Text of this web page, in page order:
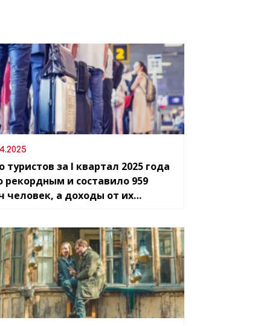
туристов за I квартал 2025 года
рекордным и составило 959
человек, а доходы от их
в истории — достигнув 826